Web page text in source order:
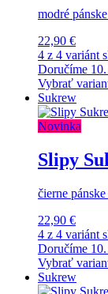
modré
22,90 €
4 z 4 variánt
Doručíme
Vybrať
Sukrew
Novinka
Slipy
čierne
22,90 €
4 z 4 variánt
Doručíme
Vybrať
Sukrew